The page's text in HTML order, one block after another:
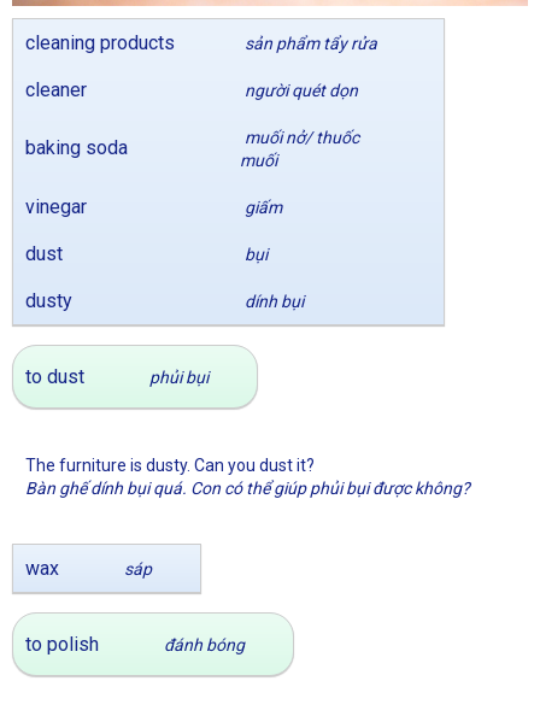
cleaning products sản phẩm tẩy rửa
cleaner người quét dọn
baking soda
muối nở/ thuốc
muối
vinegar giấm
dust bụi
dusty dính bụi
to dust phủi bụi
The furniture is dusty. Can you dust it?
Bàn ghế dính bụi quá. Con có thể giúp phủi bụi được không?
wax sáp
to polish đánh bóng